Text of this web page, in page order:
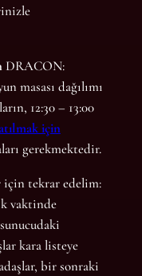
DRACON:
masası dağılımı
12:30 – 13:00
için
gerekmektedir.
için tekrar edelim:
vaktinde
kara listeye
bir sonraki